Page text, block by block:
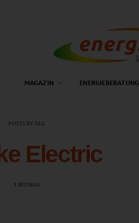
MAGAZIN ENERGIEBERATUNG
POSTS BY TAG
Electric
1 BEITRAG